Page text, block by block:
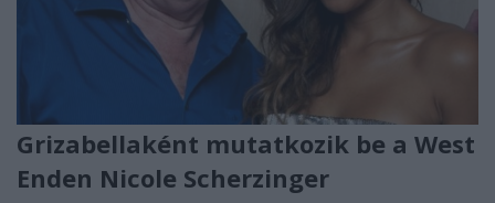
Grizabellaként mutatkozik be a West
Enden Nicole Scherzinger